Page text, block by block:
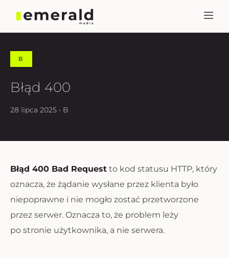
B
Błąd 400
28 lipca 2025 • B
Błąd 400 Bad Request to kod statusu HTTP, który
oznacza, że żądanie wysłane przez klienta było
niepoprawne i nie mogło zostać przetworzone
przez serwer. Oznacza to, że problem leży
po stronie użytkownika, a nie serwera.